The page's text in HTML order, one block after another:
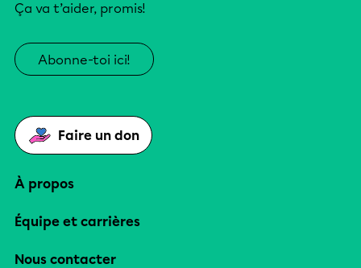
Ça va t’aider, promis!
Abonne-toi ici!
Faire un don
À propos
Équipe et carrières
Nous contacter